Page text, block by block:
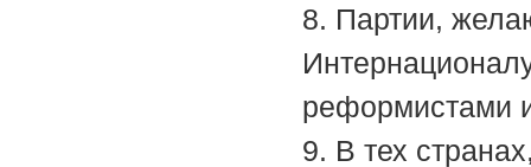
8. Партии,
реформистами
9. В тех